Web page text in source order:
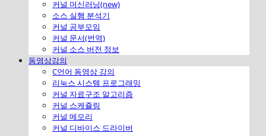
커널 머신러닝(new)
소스 실행 분석기
커널 공부모임
커널 문서(번역)
커널 소스 버전 정보
동영상강의
C언어 동영상 강의
리눅스 시스템 프로그래밍
커널 자료구조 알고리즘
커널 스케쥴링
커널 메모리
커널 디바이스 드라이버